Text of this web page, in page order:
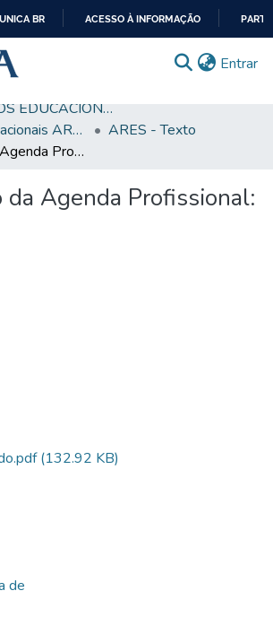
CONTEÚDO
BR ACESSO À INFORMAÇÃO
Entrar
RECURSOS EDUCACIONAIS
Recursos Educacionais ARES/UNA-SUS
ARES - Texto
Construção da Agenda Profissional: Exercício
da Agenda Profissional:
(132.92 KB)
de